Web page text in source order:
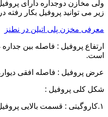
زیر می توانید پروفیل بکار رفته
معرفی مخزن پلی اتیلن در نطنز
است.
عرض پروفیل : فاصله افقی دیواره های پروفیل
شکل کلی پروفیل :
۱.کاروگیتی : قسمت بالایی پروفیل به شکل منحنی طراحی شده است.